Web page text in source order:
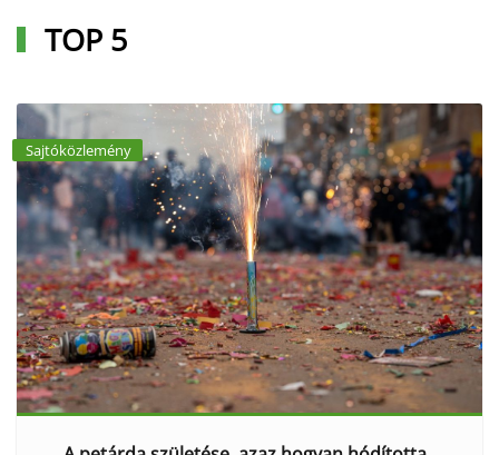
TOP 5
Sajtóközlemény